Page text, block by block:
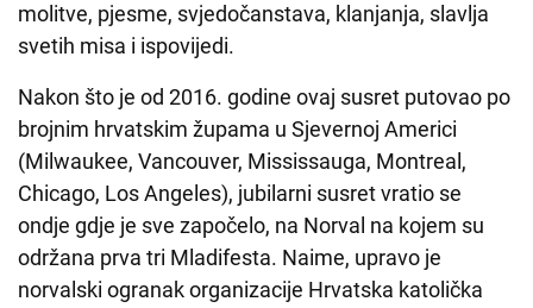
molitve, pjesme, svjedočanstava, klanjanja, slavlja
svetih misa i ispovijedi.
Nakon što je od 2016. godine ovaj susret putovao po
brojnim hrvatskim župama u Sjevernoj Americi
(Milwaukee, Vancouver, Mississauga, Montreal,
Chicago, Los Angeles), jubilarni susret vratio se
ondje gdje je sve započelo, na Norval na kojem su
održana prva tri Mladifesta. Naime, upravo je
norvalski ogranak organizacije Hrvatska katolička